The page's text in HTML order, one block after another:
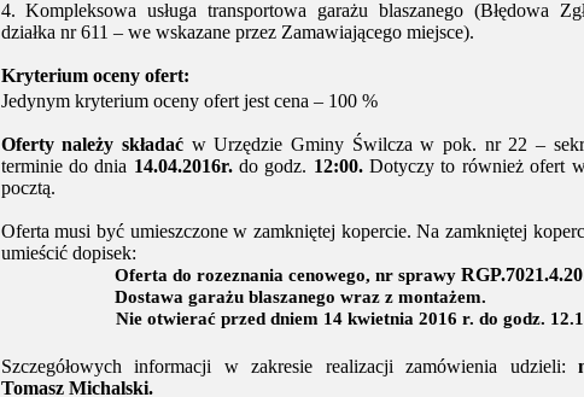
4. Kompleksowa usługa transportowa garażu blaszanego (Błędowa
działka nr 611 – we wskazane przez Zamawiającego miejsce).
Kryterium oceny ofert:
Jedynym kryterium oceny ofert jest cena – 100 %
Oferty należy składać w Urzędzie Gminy Świlcza w pok. nr 22 –
terminie do dnia 14.04.2016r. do godz. 12:00.Dotyczy to również ofert
pocztą.
Oferta musi być umieszczone w zamkniętej kopercie. Na zamkniętej
umieścić dopisek:
Oferta do rozeznania cenowego, nr sprawy
Dostawa garażu blaszanego wraz z montażem.
Nie otwierać przed dniem 14 kwietnia 2016 r. do godz.
Szczegółowych informacji w zakresie realizacji zamówienia udzieli:
Tomasz Michalski.